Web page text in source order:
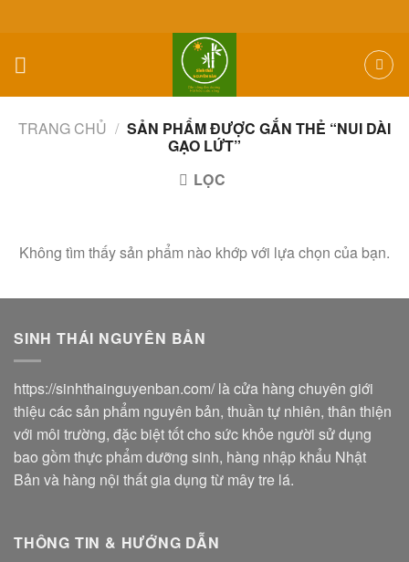
content
TRANG CHỦ / SẢN PHẨM ĐƯỢC GẮN THẺ “NUI DÀI
GẠO LỨT”
LỌC
Không tìm thấy sản phẩm nào khớp với lựa chọn của bạn.
SINH THÁI NGUYÊN BẢN
https://sinhthainguyenban.com/là cửa hàng chuyên giới
thiệu các sản phẩm nguyên bản, thuần tự nhiên, thân thiện
với môi trường, đặc biệt tốt cho sức khỏe người sử dụng
bao gồm thực phẩm dưỡng sinh, hàng nhập khẩu Nhật
Bản và hàng nội thất gia dụng từ mây tre lá.
THÔNG TIN & HƯỚNG DẪN